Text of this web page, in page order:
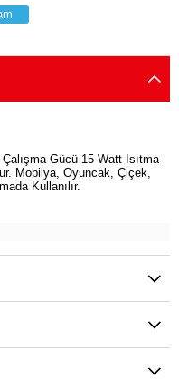
Çalışma Gücü 15 Watt Isıtma
Mobilya, Oyuncak, Çiçek,
Kullanılır.